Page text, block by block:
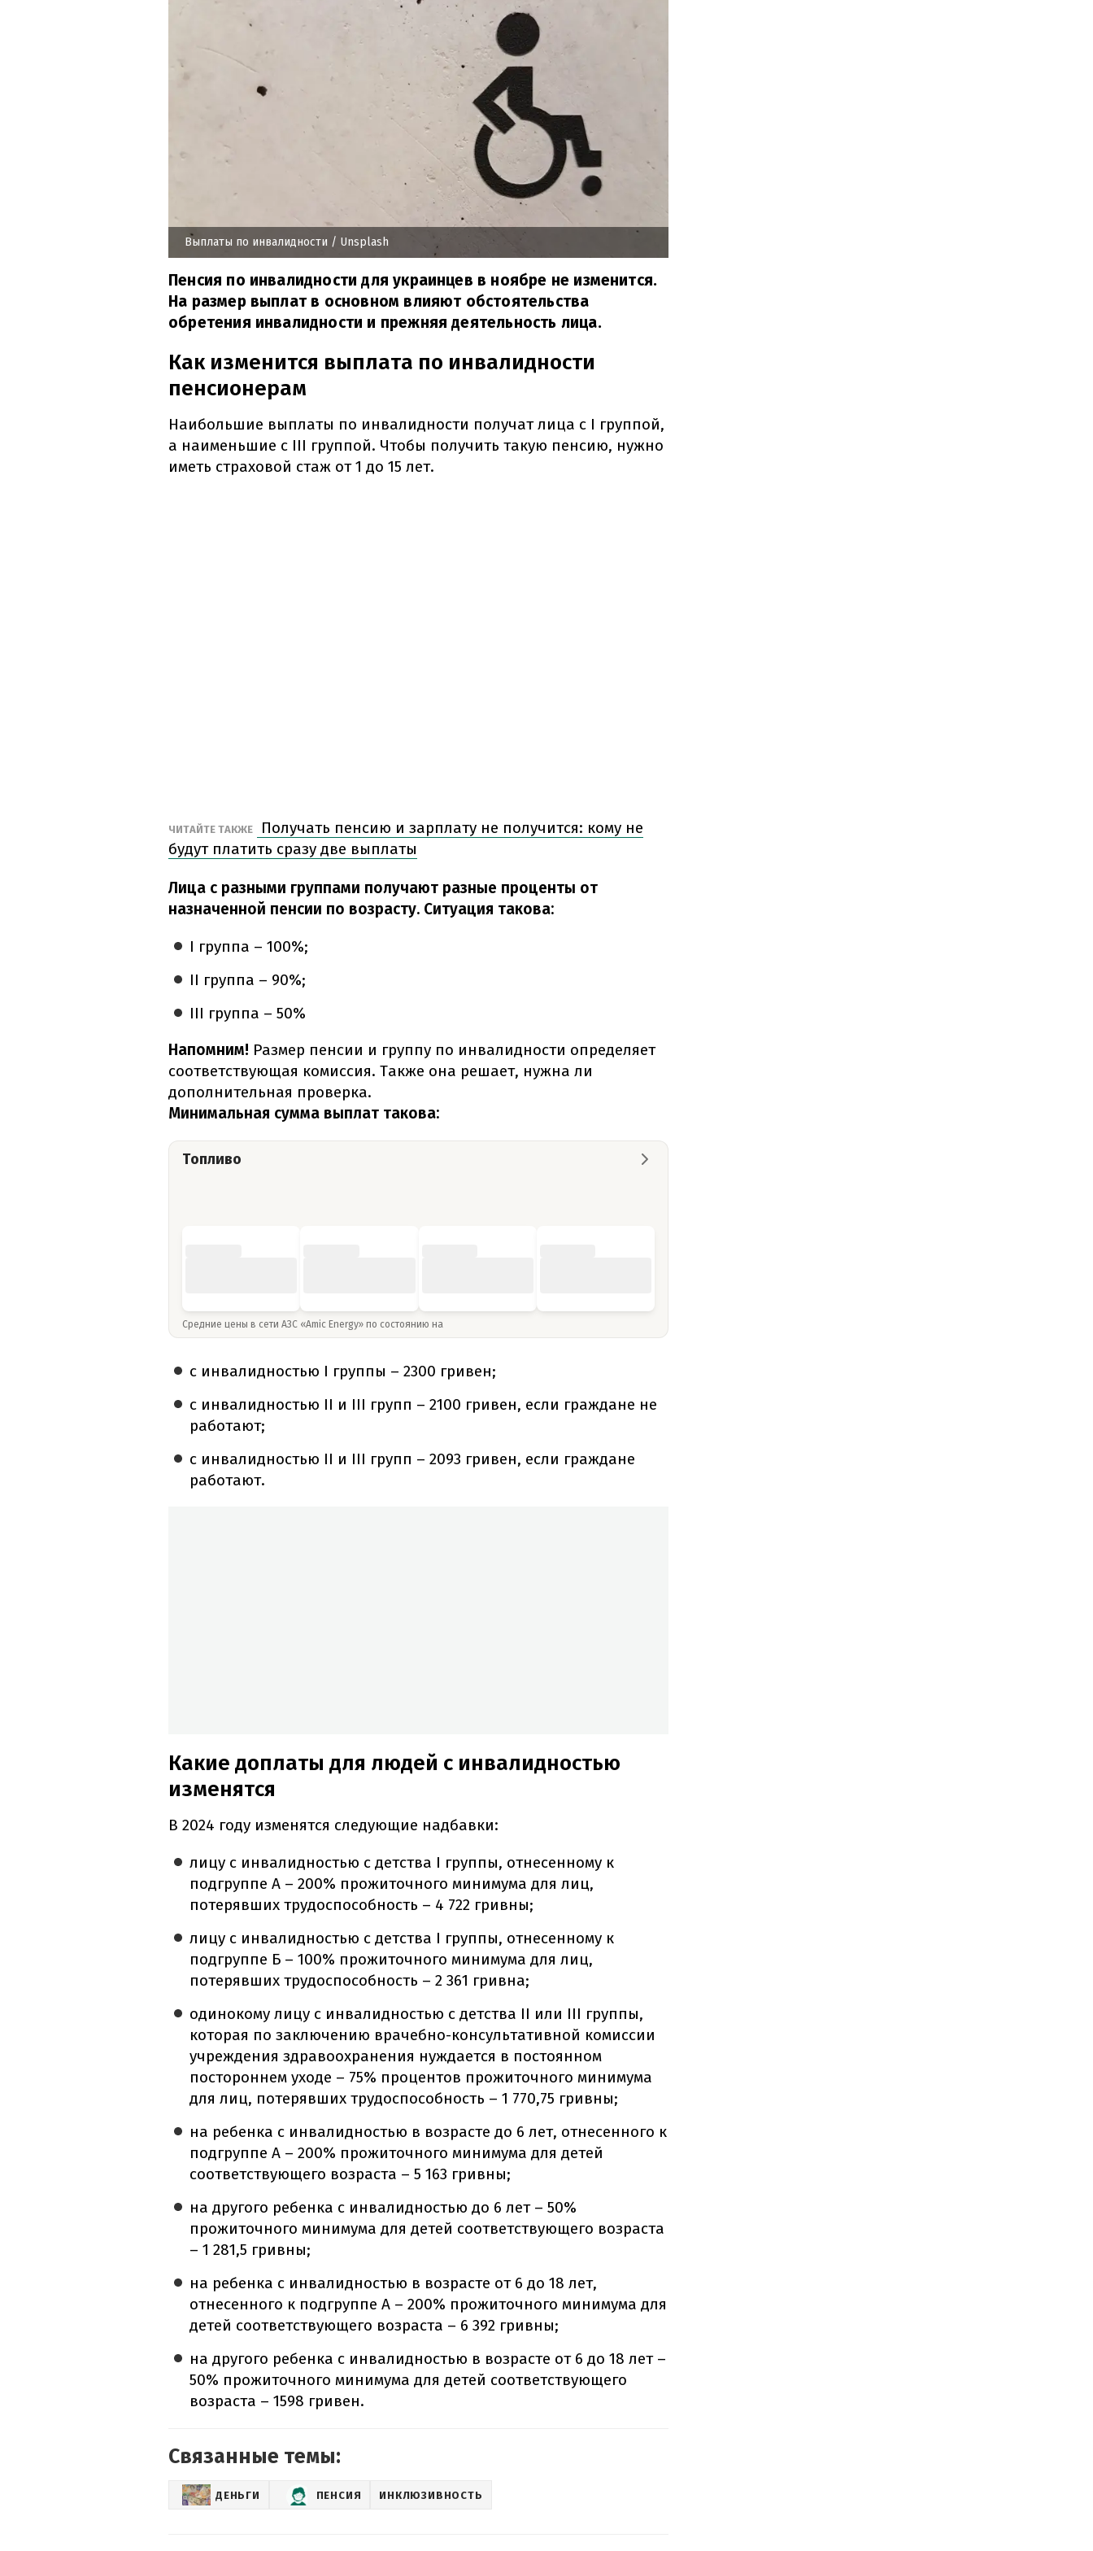
Выплаты по инвалидности / Unsplash
Пенсия по инвалидности для украинцев в ноябре не изменится.
На размер выплат в основном влияют обстоятельства
обретения инвалидности и прежняя деятельность лица.
Как изменится выплата по инвалидности
пенсионерам
Наибольшие выплаты по инвалидности получат лица с I группой,
а наименьшие с III группой. Чтобы получить такую пенсию, нужно
иметь страховой стаж от 1 до 15 лет.
ЧИТАЙТЕ ТАКЖЕ
Получать пенсию и зарплату не получится: кому не
будут платить сразу две выплаты
Лица с разными группами получают разные проценты от
назначенной пенсии по возрасту. Ситуация такова:
I группа – 100%;
II группа – 90%;
III группа – 50%
Напомним! Размер пенсии и группу по инвалидности определяет
соответствующая комиссия. Также она решает, нужна ли
дополнительная проверка.
Минимальная сумма выплат такова:
Топливо
Средние цены в сети АЗС «Amic Energy» по состоянию на
с инвалидностью I группы – 2300 гривен;
с инвалидностью II и III групп – 2100 гривен, если граждане не
работают;
с инвалидностью II и III групп – 2093 гривен, если граждане
работают.
Какие доплаты для людей с инвалидностью
изменятся
В 2024 году изменятся следующие надбавки:
лицу с инвалидностью с детства I группы, отнесенному к
подгруппе А – 200% прожиточного минимума для лиц,
потерявших трудоспособность – 4 722 гривны;
лицу с инвалидностью с детства I группы, отнесенному к
подгруппе Б – 100% прожиточного минимума для лиц,
потерявших трудоспособность – 2 361 гривна;
одинокому лицу с инвалидностью с детства II или III группы,
которая по заключению врачебно-консультативной комиссии
учреждения здравоохранения нуждается в постоянном
постороннем уходе – 75% процентов прожиточного минимума
для лиц, потерявших трудоспособность – 1 770,75 гривны;
на ребенка с инвалидностью в возрасте до 6 лет, отнесенного к
подгруппе А – 200% прожиточного минимума для детей
соответствующего возраста – 5 163 гривны;
на другого ребенка с инвалидностью до 6 лет – 50%
прожиточного минимума для детей соответствующего возраста
– 1 281,5 гривны;
на ребенка с инвалидностью в возрасте от 6 до 18 лет,
отнесенного к подгруппе А – 200% прожиточного минимума для
детей соответствующего возраста – 6 392 гривны;
на другого ребенка с инвалидностью в возрасте от 6 до 18 лет –
50% прожиточного минимума для детей соответствующего
возраста – 1598 гривен.
Связанные темы:
ДЕНЬГИ ПЕНСИЯ ИНКЛЮЗИВНОСТЬ